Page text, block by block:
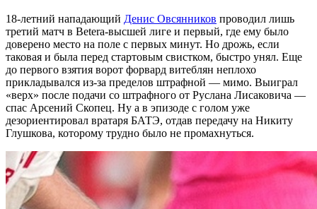
18-летний нападающий Денис Овсянников проводил лишь
третий матч в Betera-высшей лиге и первый, где ему было
доверено место на поле с первых минут. Но дрожь, если
таковая и была перед стартовым свистком, быстро унял. Еще
до первого взятия ворот форвард витеблян неплохо
прикладывался из-за пределов штрафной — мимо. Выиграл
«верх» после подачи со штрафного от Руслана Лисаковича —
спас Арсений Скопец. Ну а в эпизоде с голом уже
дезориентировал вратаря БАТЭ, отдав передачу на Никиту
Глушкова, которому трудно было не промахнуться.